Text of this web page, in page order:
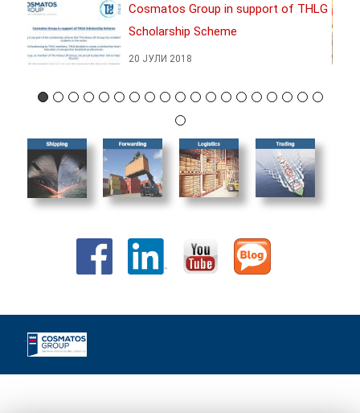
Cosmatos Group in support of THLG
Scholarship Scheme
20 ЈУЛИ 2018